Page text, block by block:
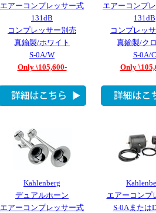
エアーコンプレッサー式
131dB
コンプレッサー別売
真鍮製/ホワイト
S-0A/W
Only \105,600-
エアーコンプ
131dB
コンプレッ
真鍮製/ク
S-0A/C
Only
Kahlenberg
デュアルホーン
エアーコンプレッサー式
エアーコンプ
S-0Aまたは